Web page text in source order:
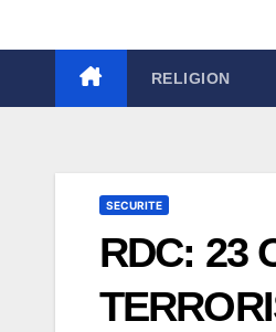
RELIGION
SECURITE
RDC: 23